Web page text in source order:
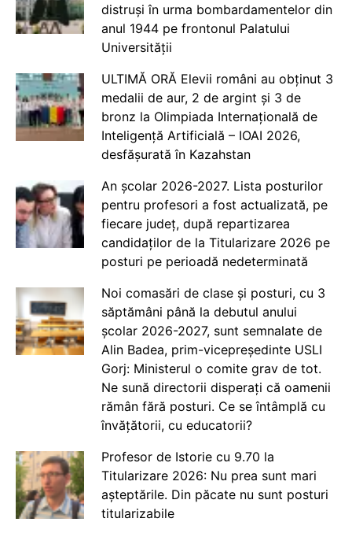
distruși în urma bombardamentelor din
anul 1944 pe frontonul Palatului
Universității
ULTIMĂ ORĂ Elevii români au obținut 3
medalii de aur, 2 de argint și 3 de
bronz la Olimpiada Internațională de
Inteligență Artificială – IOAI 2026,
desfășurată în Kazahstan
An școlar 2026-2027. Lista posturilor
pentru profesori a fost actualizată, pe
fiecare județ, după repartizarea
candidaților de la Titularizare 2026 pe
posturi pe perioadă nedeterminată
Noi comasări de clase și posturi, cu 3
săptămâni până la debutul anului
școlar 2026-2027, sunt semnalate de
Alin Badea, prim-vicepreședinte USLI
Gorj: Ministerul o comite grav de tot.
Ne sună directorii disperați că oamenii
rămân fără posturi. Ce se întâmplă cu
învățătorii, cu educatorii?
Profesor de Istorie cu 9.70 la
Titularizare 2026: Nu prea sunt mari
așteptările. Din păcate nu sunt posturi
titularizabile